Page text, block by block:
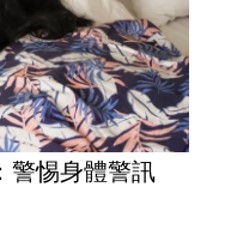
警惕身體警訊